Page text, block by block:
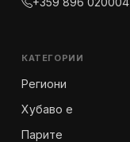
КАТЕГОРИИ
Региони
Хубаво е
Парите